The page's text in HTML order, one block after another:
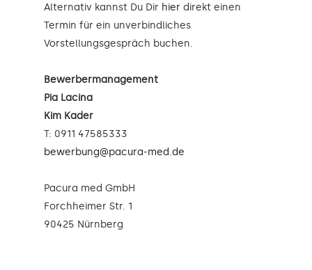
Alternativ kannst Du Dir hier direkt einen
Termin für ein unverbindliches
Vorstellungsgespräch buchen.
Bewerbermanagement
Pia Lacina
Kim Kader
T: 0911 47585333
bewerbung@pacura-med.de
Pacura med GmbH
Forchheimer Str. 1
90425 Nürnberg